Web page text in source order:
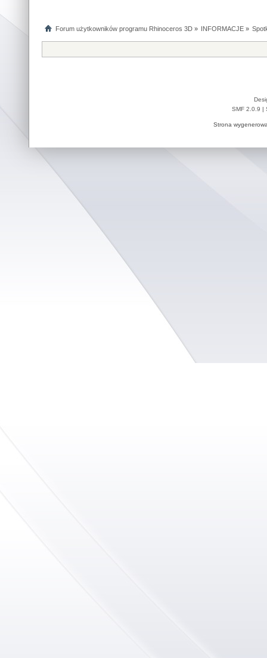
Forum użytkowników programu Rhinoceros 3D» INFORMACJE»
SMF 2.0.9 |
Strona